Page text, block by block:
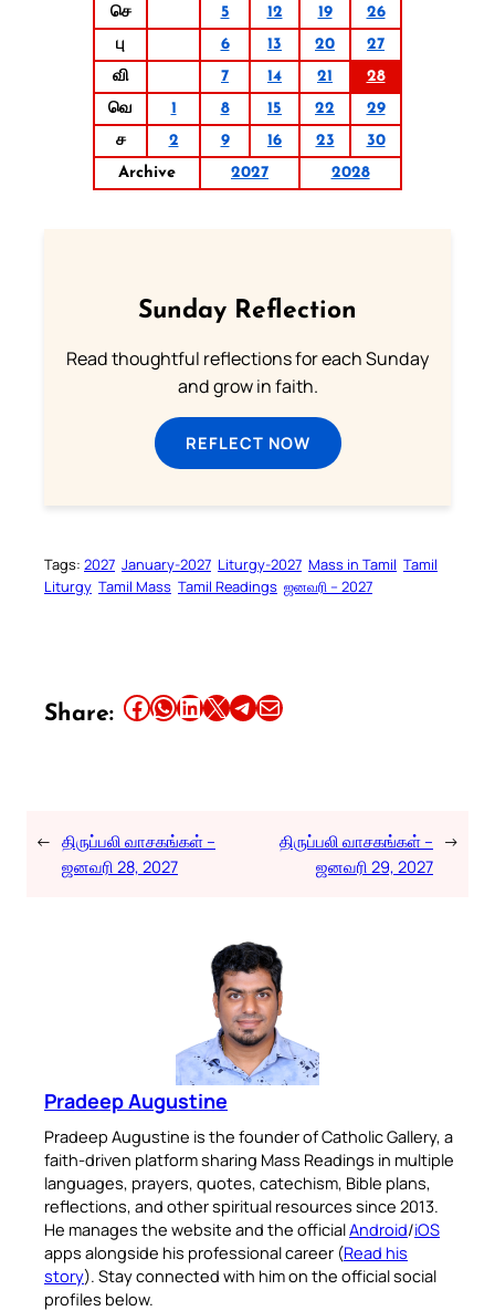
செ
5 12 19
26
பு
6 13 20
27
வி
7 14 21
28
வெ
1 8 15 22
29
ச
2 9 16 23
30
Archive
2027 2028
Sunday Reflection
Read thoughtful reflections for each Sunday
and grow in faith.
REFLECT NOW
Tags: 2027 January-2027 Liturgy-2027 Mass in Tamil Tamil
Liturgy Tamil Mass Tamil Readings ஜனவரி – 2027
Share: Share this article on Facebook Share this article on WhatsApp Share this article on LinkedIn Share this article on X Share this article on TelegramEmail this Article
← திருப்பலி வாசகங்கள் –
ஜனவரி 28, 2027
திருப்பலி வாசகங்கள் –
ஜனவரி 29, 2027
→
Pradeep Augustine
Pradeep Augustine is the founder of Catholic Gallery, a
faith-driven platform sharing Mass Readings in multiple
languages, prayers, quotes, catechism, Bible plans,
reflections, and other spiritual resources since 2013.
He manages the website and the officialAndroid/iOS
apps alongside his professional career (Read his
story). Stay connected with him on the official social
profiles below.